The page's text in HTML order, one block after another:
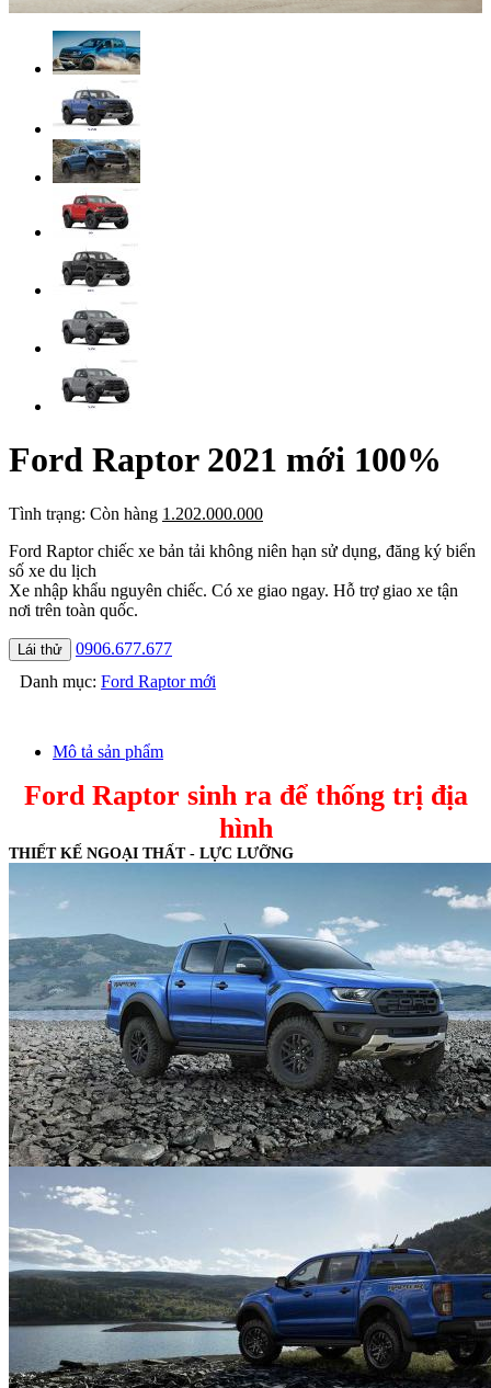
Ford Raptor 2021 mới 100%
Tình trạng: Còn hàng 1.202.000.000
Ford Raptor chiếc xe bản tải không niên hạn sử dụng, đăng ký biển
số xe du lịch
Xe nhập khẩu nguyên chiếc. Có xe giao ngay. Hỗ trợ giao xe tận
nơi trên toàn quốc.
Lái thử
0906.677.677
Danh mục: Ford Raptor mới
Mô tả sản phẩm
Ford Raptor sinh ra để thống trị địa
hình
THIẾT KẾ NGOẠI THẤT - LỰC LƯỠNG